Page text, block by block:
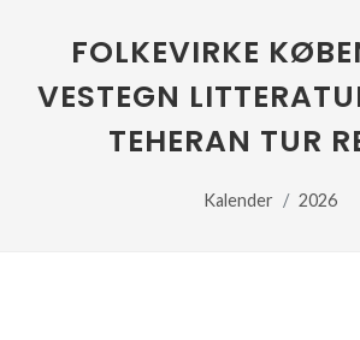
FOLKEVIRKE
VESTEGN
TEHERAN TUR
Kalender 2026